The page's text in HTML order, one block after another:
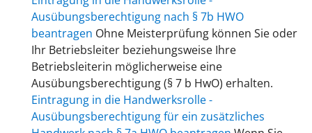
Ausübungsberechtigung nach § 7b HWO
beantragen Ohne Meisterprüfung können Sie oder
Ihr Betriebsleiter beziehungsweise Ihre
Betriebsleiterin möglicherweise eine
Ausübungsberechtigung (§ 7 b HwO) erhalten.
Eintragung in die Handwerksrolle -
Ausübungsberechtigung für ein zusätzliches